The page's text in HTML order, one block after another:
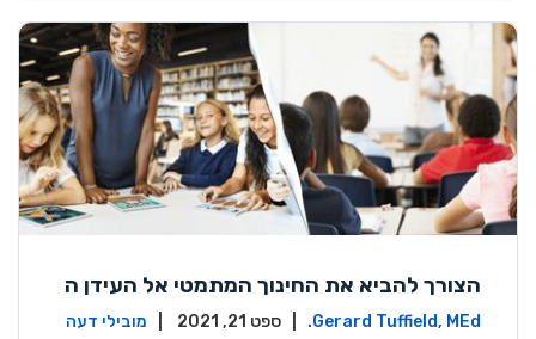
הצורך להביא את החינוך המתמטי אל העידן ה
דיגיטלי
Gerard Tuffield, MEd.
מובילי דעה